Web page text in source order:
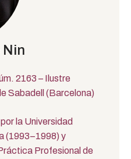
Nin
2163 – Ilustre
Sabadell (Barcelona)
la Universidad
(1993–1998) y
Profesional de